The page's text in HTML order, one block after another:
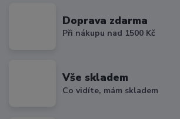
Doprava zdarma
Při nákupu nad 1500 Kč
Vše skladem
Co vidíte, mám skladem